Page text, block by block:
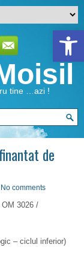
tine …azi !
de
No comments
OM 3026 /
– ciclul inferior)